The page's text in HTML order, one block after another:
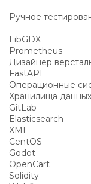
Ручное
LibGDX
Prometheus
Дизайнер
FastAPI
Операционные
Хранилища данных
GitLab
Elasticsearch
XML
CentOS
Godot
OpenCart
Solidity